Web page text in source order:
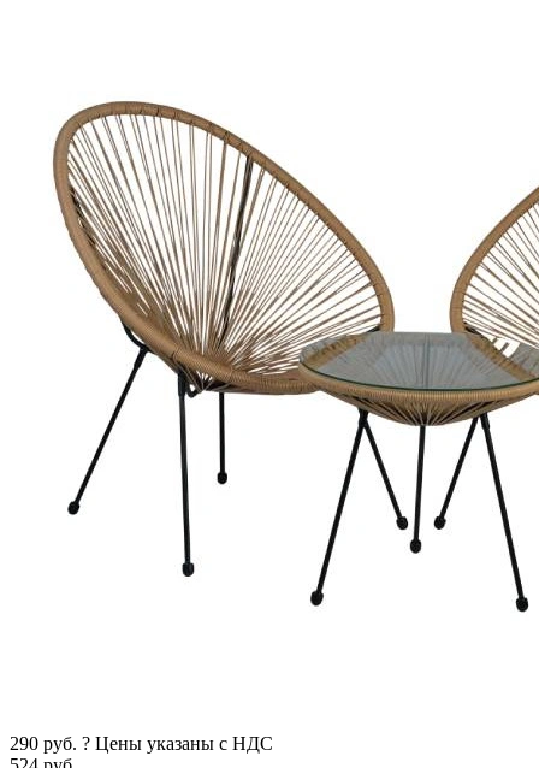
290 руб. ? Цены указаны с НДС